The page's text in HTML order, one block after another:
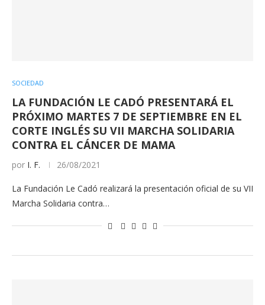
SOCIEDAD
LA FUNDACIÓN LE CADÓ PRESENTARÁ EL
PRÓXIMO MARTES 7 DE SEPTIEMBRE EN EL
CORTE INGLÉS SU VII MARCHA SOLIDARIA
CONTRA EL CÁNCER DE MAMA
por I. F. 26/08/2021
La Fundación Le Cadó realizará la presentación oficial de su VII
Marcha Solidaria contra…